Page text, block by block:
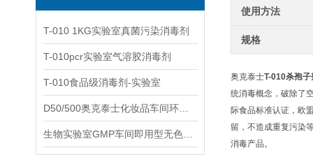
T-010 1KG实验室真菌污染消毒剂
T-010pcr实验室气溶胶消毒剂
T-010食品级消毒剂-实验室
使用方法
规格
奥克泰士T-010杀孢
统消毒概念，破除了
际食品标准认证，欧
留，不造成重复污染
消毒产品。